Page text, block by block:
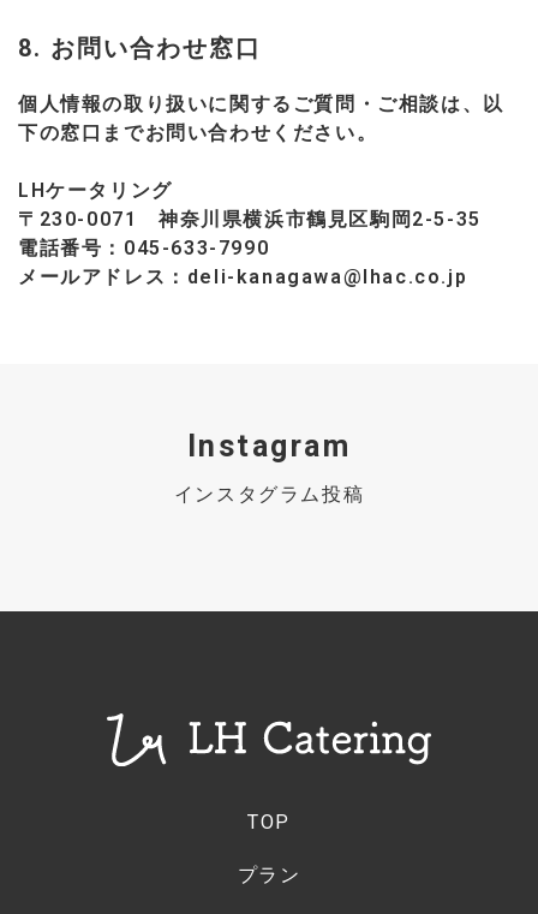
8. お問い合わせ窓口
個人情報の取り扱いに関するご質問・ご相談は、以
下の窓口までお問い合わせください。
LHケータリング
〒230-0071 神奈川県横浜市鶴見区駒岡2-5-35
電話番号：045-633-7990
メールアドレス：deli-kanagawa@lhac.co.jp
Instagram
インスタグラム投稿
TOP
プラン